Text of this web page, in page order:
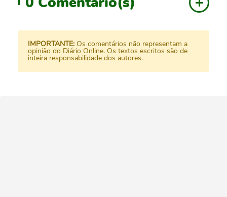
IMPORTANTE: Os comentários não representam a
opinião do Diário Online. Os textos escritos são de
inteira responsabilidade dos autores.